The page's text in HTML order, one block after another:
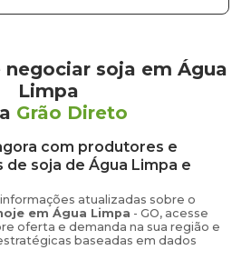
negociar soja em Água
Limpa
Grão Direto
com produtores e
de soja de Água Limpa e
atualizadas sobre o
em Água Limpa - GO, acesse
oferta e demanda na sua região e
baseadas em dados